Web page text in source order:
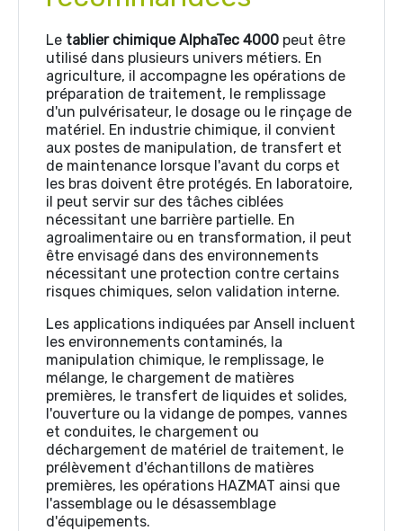
Le tablier chimique AlphaTec 4000 peut être
utilisé dans plusieurs univers métiers. En
agriculture, il accompagne les opérations de
préparation de traitement, le remplissage
d'un pulvérisateur, le dosage ou le rinçage de
matériel. En industrie chimique, il convient
aux postes de manipulation, de transfert et
de maintenance lorsque l'avant du corps et
les bras doivent être protégés. En laboratoire,
il peut servir sur des tâches ciblées
nécessitant une barrière partielle. En
agroalimentaire ou en transformation, il peut
être envisagé dans des environnements
nécessitant une protection contre certains
risques chimiques, selon validation interne.
Les applications indiquées par Ansell incluent
les environnements contaminés, la
manipulation chimique, le remplissage, le
mélange, le chargement de matières
premières, le transfert de liquides et solides,
l'ouverture ou la vidange de pompes, vannes
et conduites, le chargement ou
déchargement de matériel de traitement, le
prélèvement d'échantillons de matières
premières, les opérations HAZMAT ainsi que
l'assemblage ou le désassemblage
d'équipements.